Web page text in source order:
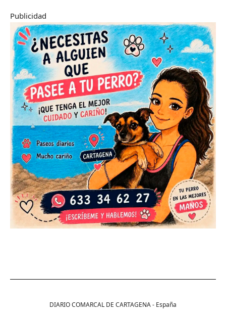
Publicidad
DIARIO COMARCAL DE CARTAGENA - España